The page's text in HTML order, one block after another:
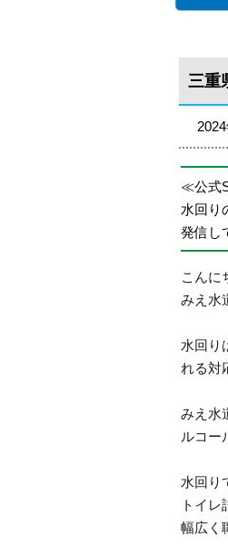
三重
≪公式
水回り
発信し
こんに
みえ水
水回り
れる対
みえ水
ルコー
水回り
トイ
幅広く